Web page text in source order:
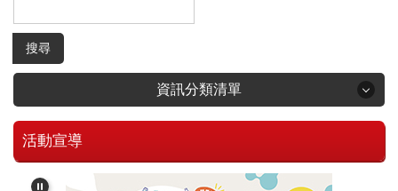
搜尋
資訊分類清單
回首頁
學生和家長專區
活動宣導